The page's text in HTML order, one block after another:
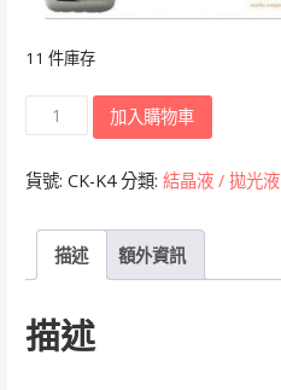
11 件庫存
Coor&Kleever
拋
液
加入購物車
貨號: CK-K4 分類: 結晶液 / 拋光液
描述 額外資訊
描述